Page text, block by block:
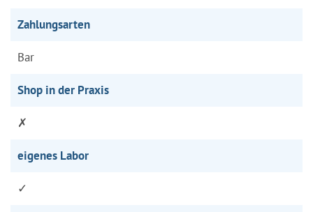
Zahlungsarten
Bar
Shop in der Praxis
✗
eigenes Labor
✓